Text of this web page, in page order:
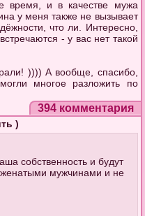
время, и в качестве мужа
у меня также не вызывает
что ли. Интересно,
- у вас нет такой
)))) А вообще, спасибо,
многое разложить по
394 комментария
)
собственность и будут
женатыми мужчинами и не